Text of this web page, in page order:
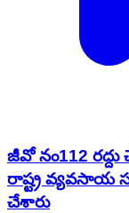
జీవో నం112
రాష్ట్ర వ్యవసాయ
చేశారు